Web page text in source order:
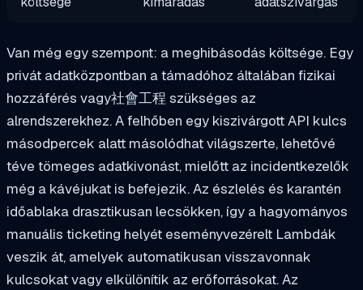
Van még egy szempont: a meghibásodás költsége. Egy
privát adatközpontban a támadóhoz általában fizikai
hozzáférés vagy社會工程 szükséges az
alrendszerekhez. A felhőben egy kiszivárgott API kulcs
másodpercek alatt másolódhat világszerte, lehetővé
téve tömeges adatkivonást, mielőtt az incidentkezelők
még a kávéjukat is befejezik. Az észlelés és karantén
időablaka drasztikusan lecsökken, így a hagyományos
manuális ticketing helyét eseményvezérelt Lambdák
veszik át, amelyek automatikusan visszavonnak
kulcsokat vagy elkülönítik az erőforrásokat. Az